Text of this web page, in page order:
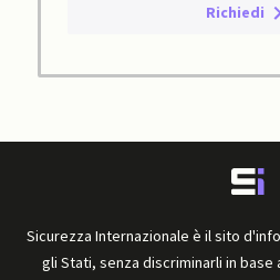
Richiedi
Sicurezza Internazionale è il sito
gli Stati, senza discriminarli in base